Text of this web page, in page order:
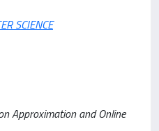
SCIENCE
Approximation and Online